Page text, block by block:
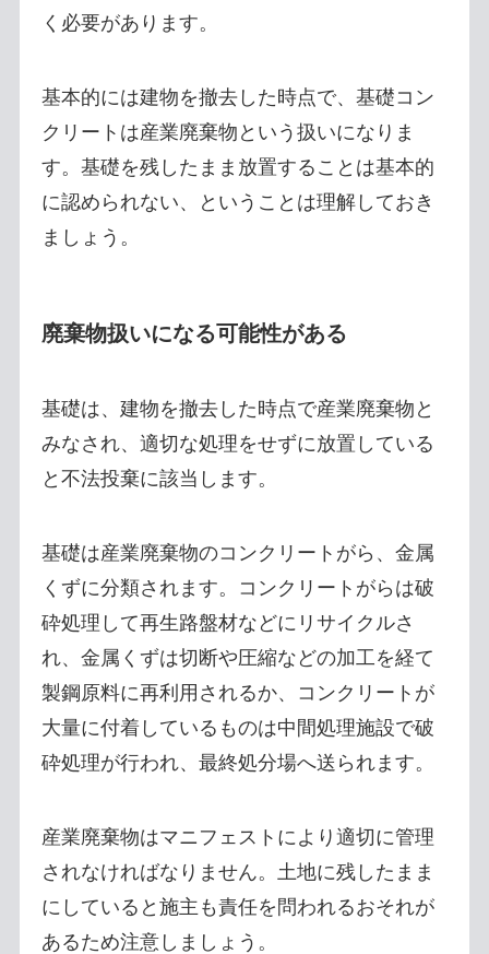
く必要があります。
基本的には建物を撤去した時点で、基礎コン
クリートは産業廃棄物という扱いになりま
す。基礎を残したまま放置することは基本的
に認められない、ということは理解しておき
ましょう。
廃棄物扱いになる可能性がある
基礎は、建物を撤去した時点で産業廃棄物と
みなされ、適切な処理をせずに放置している
と不法投棄に該当します。
基礎は産業廃棄物のコンクリートがら、金属
くずに分類されます。コンクリートがらは破
砕処理して再生路盤材などにリサイクルさ
れ、金属くずは切断や圧縮などの加工を経て
製鋼原料に再利用されるか、コンクリートが
大量に付着しているものは中間処理施設で破
砕処理が行われ、最終処分場へ送られます。
産業廃棄物はマニフェストにより適切に管理
されなければなりません。土地に残したまま
にしていると施主も責任を問われるおそれが
あるため注意しましょう。